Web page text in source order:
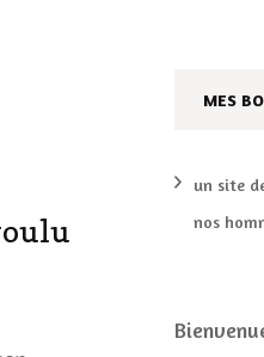
DIY ET
LES
VIE
MES
un site
nos